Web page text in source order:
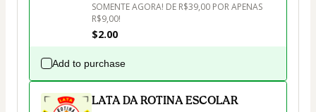
SOMENTE AGORA! DE R$39,00 POR APENAS
R$9,00!
$2.00
Add to purchase
LATA DA ROTINA ESCOLAR